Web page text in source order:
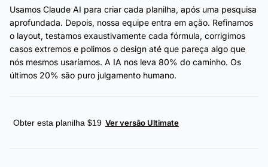
Usamos Claude AI para criar cada planilha, após uma pesquisa
aprofundada. Depois, nossa equipe entra em ação. Refinamos
o layout, testamos exaustivamente cada fórmula, corrigimos
casos extremos e polimos o design até que pareça algo que
nós mesmos usaríamos. A IA nos leva 80% do caminho. Os
últimos 20% são puro julgamento humano.
Obter esta planilha $19 Ver versão Ultimate